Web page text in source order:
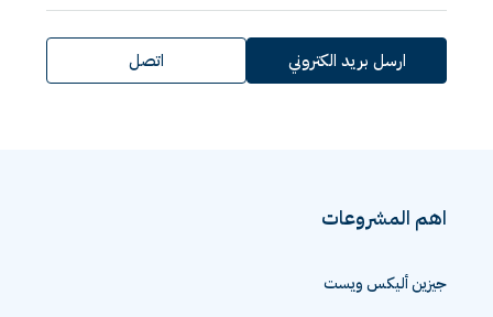
ارسل بريد الكتروني اتصل
اهم المشروعات
جيزين أليكس ويست